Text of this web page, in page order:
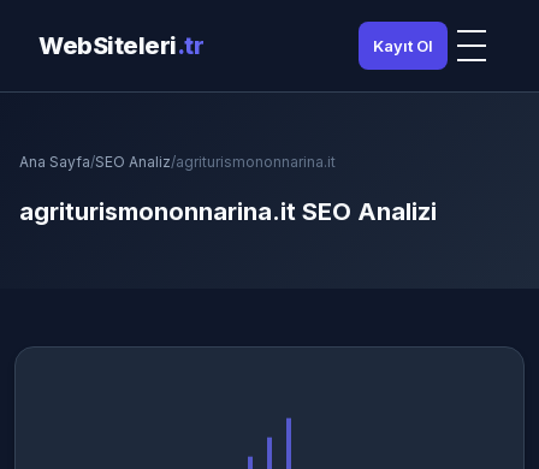
WebSiteleri.tr Kayıt Ol
Ana Sayfa/SEO Analiz/agriturismononnarina.it
agriturismononnarina.it SEO Analizi